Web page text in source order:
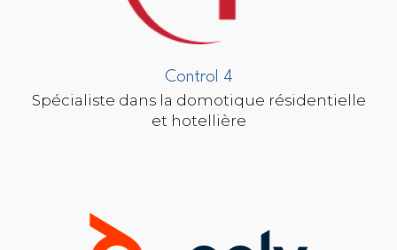
Control 4
Spécialiste dans la domotique résidentielle
et hotellière